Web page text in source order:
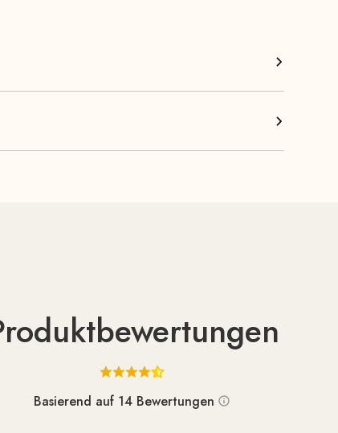
with high-quality foam padding, ensures
Basierend auf 14 Bewertungen